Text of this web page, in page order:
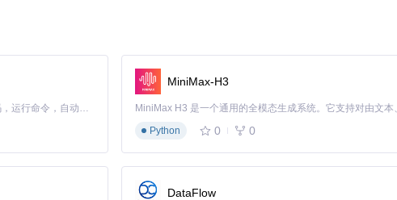
Claude Code 的开源替代方案。连接任意大模型，编辑代码，运行命令，自动验证 — 全自动执行。用 Rust 构建，极致性能。 ｜ An open-source alternative to Claude Code. Connect any LLM, edit code, run commands, and verify changes — autonomously. Built in Rust for speed. Get Started
MiniMax-H3
Python
0 0
DataFlow